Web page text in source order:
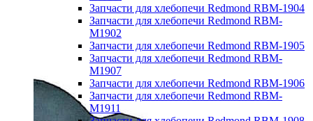
Запчасти для хлебопечи Redmond RBM-1904
Запчасти для хлебопечи Redmond RBM-
M1902
Запчасти для хлебопечи Redmond RBM-1905
Запчасти для хлебопечи Redmond RBM-
M1907
Запчасти для хлебопечи Redmond RBM-1906
Запчасти для хлебопечи Redmond RBM-
M1911